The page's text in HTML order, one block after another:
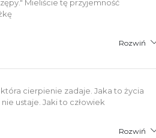
Mieliście tę przyjemność
Rozwiń
cierpienie zadaje. Jaka to życia
ustaje. Jaki to człowiek
Rozwiń